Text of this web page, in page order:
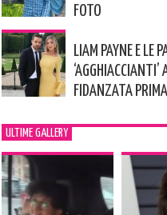
FOTO
LIAM PAYNE E LE
‘AGGHIACCIANTI’
FIDANZATA
ULTIME GALLERY